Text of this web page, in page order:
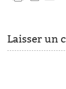
Laisser un